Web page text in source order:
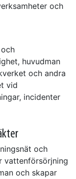
och
huvudman
och andra
vid
incidenter
och
vattenförsörjning
och skapar